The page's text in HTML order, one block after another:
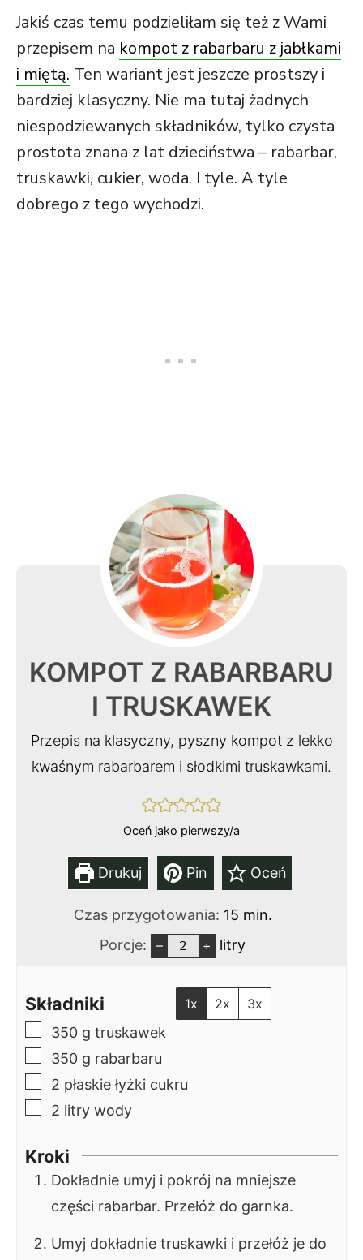
Jakiś czas temu podzieliłam się też z Wami
przepisem na kompot z rabarbaru z jabłkami
i miętą. Ten wariant jest jeszcze prostszy i
bardziej klasyczny. Nie ma tutaj żadnych
niespodziewanych składników, tylko czysta
prostota znana z lat dzieciństwa – rabarbar,
truskawki, cukier, woda. I tyle. A tyle
dobrego z tego wychodzi.
KOMPOT Z RABARBARU
I TRUSKAWEK
Przepis na klasyczny, pyszny kompot z lekko
kwaśnym rabarbarem i słodkimi truskawkami.
Oceń jako pierwszy/a
Drukuj Pin Oceń
Czas przygotowania: 15min.
min.
Porcje:
– + litry
Składniki 1x 2x 3x
▢
350 g truskawek
▢
350 g rabarbaru
▢
2 płaskie łyżki cukru
▢
2 litry wody
Kroki
Dokładnie umyj i pokrój na mniejsze
części rabarbar. Przełóż do garnka.
Umyj dokładnie truskawki i przełóż je do